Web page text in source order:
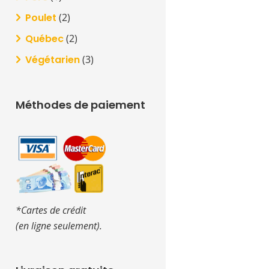
Poulet (2)
Québec(2)
Végétarien(3)
Méthodes de paiement
*Cartes de crédit
(en ligne seulement).